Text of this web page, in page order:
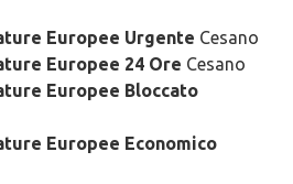
Europee Urgente Cesano
Europee 24 Ore Cesano
Europee Bloccato
Europee Economico